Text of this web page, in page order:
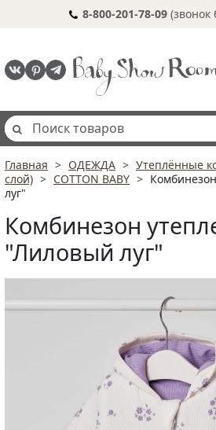
8-800-201-78-09 (звонок
Главная ОДЕЖДА
Утеплённые
слой)
COTTON BABY
луг"
Комбинезон
"Лиловый луг"